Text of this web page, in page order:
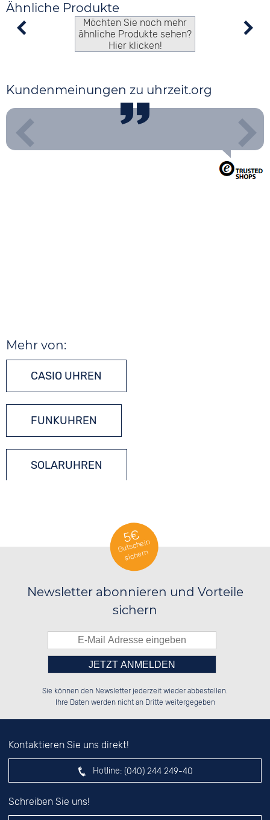
Ähnliche Produkte
Möchten Sie noch mehr
ähnliche Produkte sehen?
Hier klicken!
Kundenmeinungen zu uhrzeit.org
Mehr von:
CASIO UHREN
FUNKUHREN
SOLARUHREN
5€
Gutschein
sichern
Newsletter abonnieren und Vorteile
sichern
░░████░░░░░░██░░██░░░░░░░░████░░
░░░░██░░░░████░░██████░░░░░░██░░
░░░░██░░░░░░██░░██░░██░░░░░░██░░
Bitte tragen Sie die Zahl in
das nebenstehende Feld ein.
Sie können den Newsletter jederzeit wieder abbestellen.
Ihre Daten werden nicht an Dritte weitergegeben
Kontaktieren Sie uns direkt!
Hotline: (040) 244 249-40
Schreiben Sie uns!